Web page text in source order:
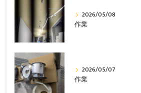
2026/05/08
作業
2026/05/07
作業